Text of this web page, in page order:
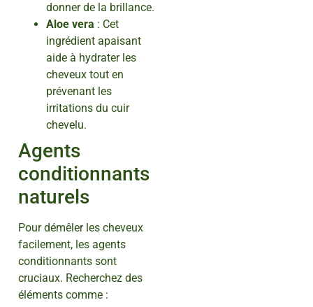
donner de la brillance.
Aloe vera : Cet
ingrédient apaisant
aide à hydrater les
cheveux tout en
prévenant les
irritations du cuir
chevelu.
Agents
conditionnants
naturels
Pour démêler les cheveux
facilement, les agents
conditionnants sont
cruciaux. Recherchez des
éléments comme :